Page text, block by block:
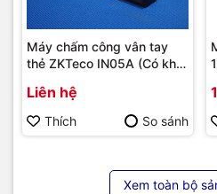
Máy chấm công vân tay
thẻ ZKTeco IN05A (Có khả
Hàng chính hãng
Liên hệ
Thích So sánh
Xem toàn bộ